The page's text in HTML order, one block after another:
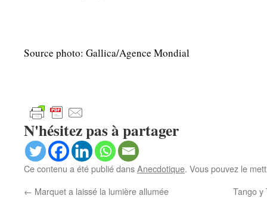
Source photo: Gallica/Agence Mondial
N'hésitez pas à partager
Ce contenu a été publié dansAnecdotique. Vous pouvez le
← Marquet a laissé la lumière allumée Tango y